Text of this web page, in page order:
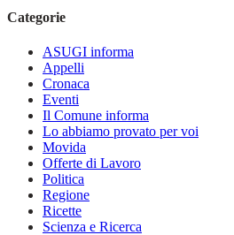
Categorie
ASUGI informa
Appelli
Cronaca
Eventi
Il Comune informa
Lo abbiamo provato per voi
Movida
Offerte di Lavoro
Politica
Regione
Ricette
Scienza e Ricerca